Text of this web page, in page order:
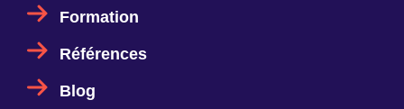
Formation
Références
Blog